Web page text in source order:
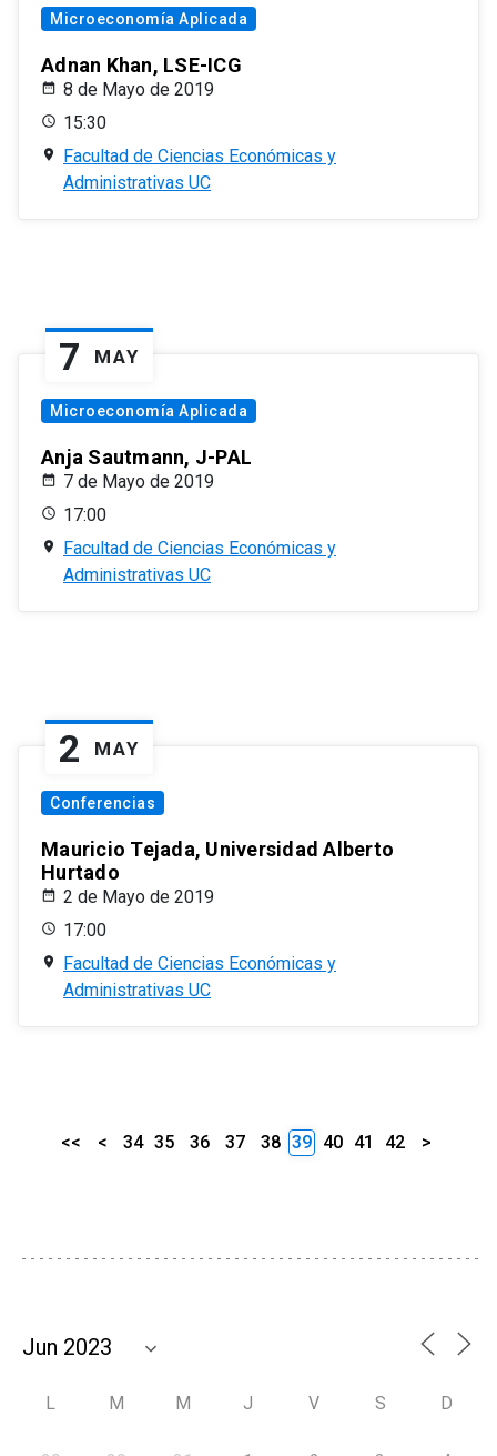
Microeconomía Aplicada
Adnan Khan, LSE-ICG
8 de Mayo de 2019
15:30
Facultad de Ciencias Económicas y
Administrativas UC
7 MAY
Microeconomía Aplicada
Anja Sautmann, J-PAL
7 de Mayo de 2019
17:00
Facultad de Ciencias Económicas y
Administrativas UC
2 MAY
Conferencias
Mauricio Tejada, Universidad Alberto
Hurtado
2 de Mayo de 2019
17:00
Facultad de Ciencias Económicas y
Administrativas UC
<< < 34 35 36 37 38 39 40 41 42 >
L M M J V S D